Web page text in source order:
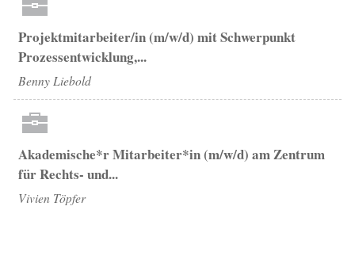
Projektmitarbeiter/in (m/w/d) mit Schwerpunkt
Prozessentwicklung,...
Benny Liebold
Akademische*r Mitarbeiter*in (m/w/d) am Zentrum
für Rechts- und...
Vivien Töpfer